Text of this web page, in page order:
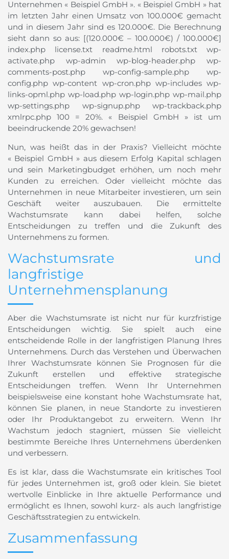
Unternehmen « Beispiel GmbH ». « Beispiel GmbH » hat
im letzten Jahr einen Umsatz von 100.000€ gemacht
und in diesem Jahr sind es 120.000€. Die Berechnung
sieht dann so aus: [(120.000€ – 100.000€) / 100.000€]
index.php license.txt readme.html robots.txt wp-
activate.php wp-admin wp-blog-header.php wp-
comments-post.php wp-config-sample.php wp-
config.php wp-content wp-cron.php wp-includes wp-
links-opml.php wp-load.php wp-login.php wp-mail.php
wp-settings.php wp-signup.php wp-trackback.php
xmlrpc.php 100 = 20%. « Beispiel GmbH » ist um
beeindruckende 20% gewachsen!
Nun, was heißt das in der Praxis? Vielleicht möchte
« Beispiel GmbH » aus diesem Erfolg Kapital schlagen
und sein Marketingbudget erhöhen, um noch mehr
Kunden zu erreichen. Oder vielleicht möchte das
Unternehmen in neue Mitarbeiter investieren, um sein
Geschäft weiter auszubauen. Die ermittelte
Wachstumsrate kann dabei helfen, solche
Entscheidungen zu treffen und die Zukunft des
Unternehmens zu formen.
Wachstumsrate und
langfristige
Unternehmensplanung
Aber die Wachstumsrate ist nicht nur für kurzfristige
Entscheidungen wichtig. Sie spielt auch eine
entscheidende Rolle in der langfristigen Planung Ihres
Unternehmens. Durch das Verstehen und Überwachen
Ihrer Wachstumsrate können Sie Prognosen für die
Zukunft erstellen und effektive strategische
Entscheidungen treffen. Wenn Ihr Unternehmen
beispielsweise eine konstant hohe Wachstumsrate hat,
können Sie planen, in neue Standorte zu investieren
oder Ihr Produktangebot zu erweitern. Wenn Ihr
Wachstum jedoch stagniert, müssen Sie vielleicht
bestimmte Bereiche Ihres Unternehmens überdenken
und verbessern.
Es ist klar, dass die Wachstumsrate ein kritisches Tool
für jedes Unternehmen ist, groß oder klein. Sie bietet
wertvolle Einblicke in Ihre aktuelle Performance und
ermöglicht es Ihnen, sowohl kurz- als auch langfristige
Geschäftsstrategien zu entwickeln.
Zusammenfassung